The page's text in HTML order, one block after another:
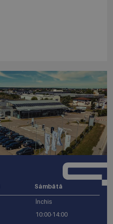
Sâmbătă
Închis
10:00-14:00